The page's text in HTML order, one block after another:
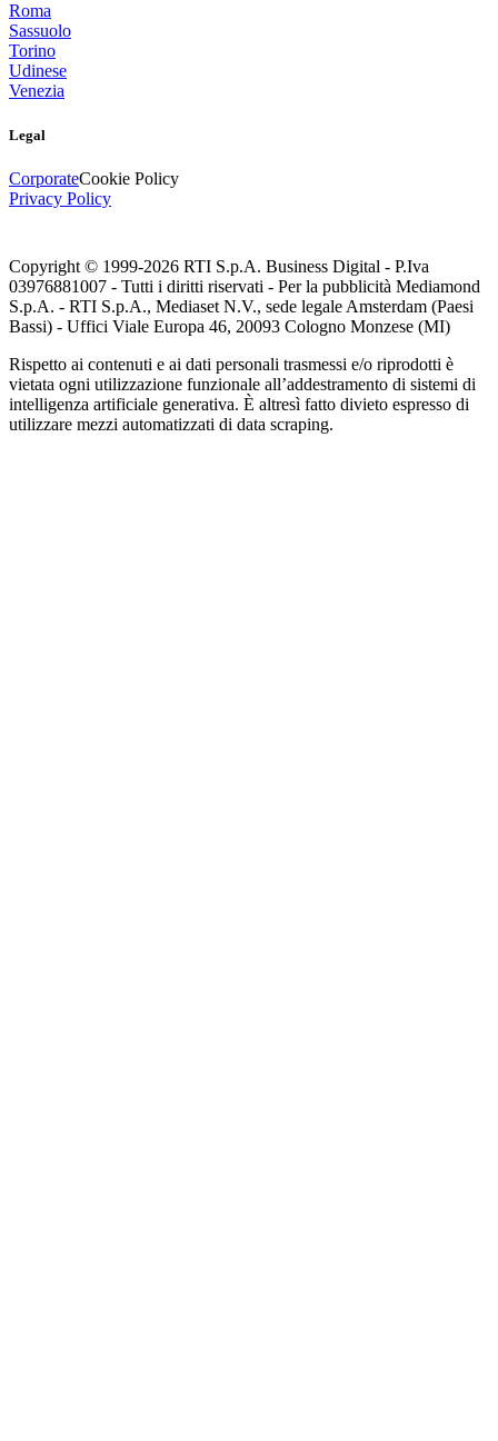
Roma
Sassuolo
Torino
Udinese
Venezia
Legal
CorporateCookie Policy
Privacy Policy
Copyright © 1999-2026 RTI S.p.A. Business Digital - P.Iva
03976881007 - Tutti i diritti riservati - Per la pubblicità Mediamond
S.p.A. - RTI S.p.A., Mediaset N.V., sede legale Amsterdam (Paesi
Bassi) - Uffici Viale Europa 46, 20093 Cologno Monzese (MI)
Rispetto ai contenuti e ai dati personali trasmessi e/o riprodotti è
vietata ogni utilizzazione funzionale all’addestramento di sistemi di
intelligenza artificiale generativa. È altresì fatto divieto espresso di
utilizzare mezzi automatizzati di data scraping.